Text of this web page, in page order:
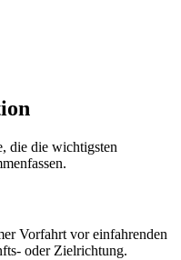
die die wichtigsten
Vorfahrt vor einfahrenden
oder Zielrichtung.